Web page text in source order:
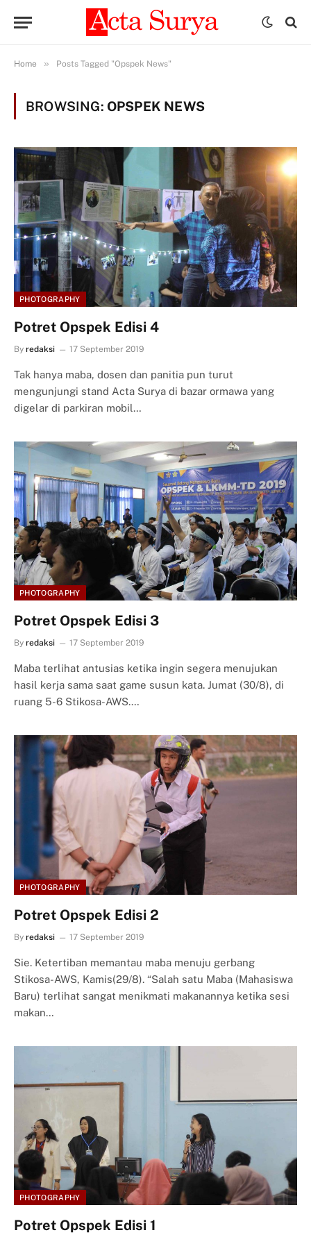
Home » Posts Tagged "Opspek News"
BROWSING: OPSPEK NEWS
PHOTOGRAPHY
Potret Opspek Edisi 4
By redaksi 17 September 2019
Tak hanya maba, dosen dan panitia pun turut
mengunjungi stand Acta Surya di bazar ormawa yang
digelar di parkiran mobil…
PHOTOGRAPHY
Potret Opspek Edisi 3
By redaksi 17 September 2019
Maba terlihat antusias ketika ingin segera menujukan
hasil kerja sama saat game susun kata. Jumat (30/8), di
ruang 5-6 Stikosa-AWS.…
PHOTOGRAPHY
Potret Opspek Edisi 2
By redaksi 17 September 2019
Sie. Ketertiban memantau maba menuju gerbang
Stikosa-AWS, Kamis(29/8). “Salah satu Maba (Mahasiswa
Baru) terlihat sangat menikmati makanannya ketika sesi
makan…
PHOTOGRAPHY
Potret Opspek Edisi 1